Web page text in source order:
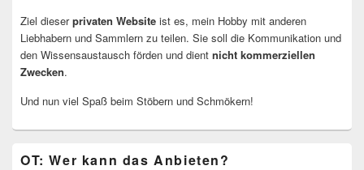
Ziel dieserprivaten Website ist es, mein Hobby mit anderen
Liebhabern und Sammlern zu teilen. Sie soll die Kommunikation und
den Wissensaustausch förden und dient nicht kommerziellen
Zwecken.
Und nun viel Spaß beim Stöbern und Schmökern!
OT: Wer kann das Anbieten?